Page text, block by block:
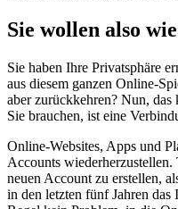
Sie wollen also
Sie haben Ihre Privatsphäre
aus diesem ganzen Online-
aber zurückkehren? Nun,
Sie brauchen, ist eine
Online-Websites, Apps und
Accounts wiederherzustellen.
neuen Account zu erstellen,
in den letzten fünf Jahren das